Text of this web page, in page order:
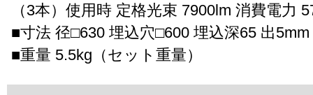
（3本）使用時 定格光束 7900lm 消費電力
■寸法 径□630 埋込穴□600 埋込深65 出5mm
■重量 5.5kg（セット重量）